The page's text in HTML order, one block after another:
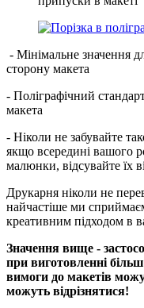
- Мінімальне значення
сторону макета
- Поліграфічний
макета
- Ніколи не забувайте
якщо всередині вашого
малюнки, відсувайте їх
Друкарня ніколи не
найчастіше ми
креативним підходом в
Значення вище -
при виготовленні
вимоги до макетів
можуть відрізнятися!